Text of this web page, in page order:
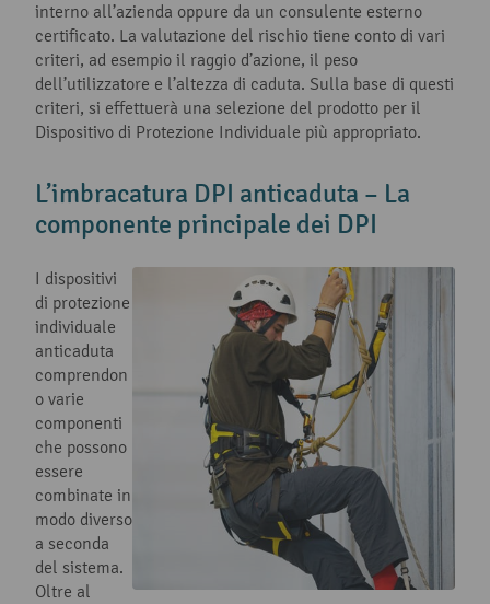
interno all’azienda oppure da un consulente esterno
certificato. La valutazione del rischio tiene conto di vari
criteri, ad esempio il raggio d’azione, il peso
dell’utilizzatore e l’altezza di caduta. Sulla base di questi
criteri, si effettuerà una selezione del prodotto per il
Dispositivo di Protezione Individuale più appropriato.
L’imbracatura DPI anticaduta – La
componente principale dei DPI
I dispositivi
di protezione
individuale
anticaduta
comprendon
o varie
componenti
che possono
essere
combinate in
modo diverso
a seconda
del sistema.
Oltre al